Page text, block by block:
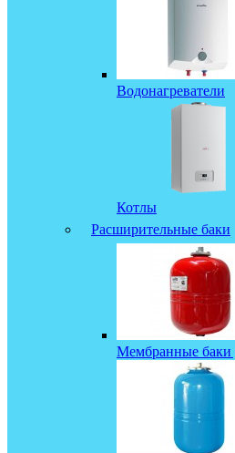
Водонагреватели
Котлы
Расширительные баки
Мембранные баки